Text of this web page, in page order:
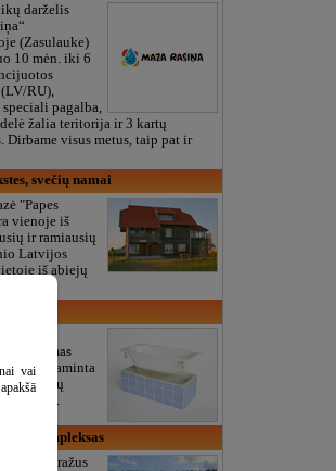
darželis
(Zasulauke)
10 mėn. iki 6
RU),
pagalba,
žalia teritorija ir 3 kartų
Dirbame visus metus, taip pat ir
svečių namai
"Papes
vienoje iš
ir ramiausių
Latvijos
iš abiejų
vykdomas
pagaminta
storio.
kompleksas
oras, gražus
vai